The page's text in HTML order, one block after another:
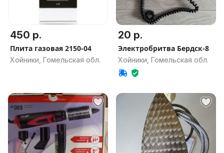
450 р.
Плита газовая 2150-04
Хойники, Гомельская обл.
20 р.
Электробритва Бердск-8
Хойники, Гомельская обл.